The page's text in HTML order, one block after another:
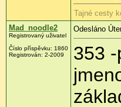
Tajné cesty
Mad_noodle2
Registrovaný uživatel
Číslo příspěvku: 1860
Registrován: 2-2009
Odesláno
353